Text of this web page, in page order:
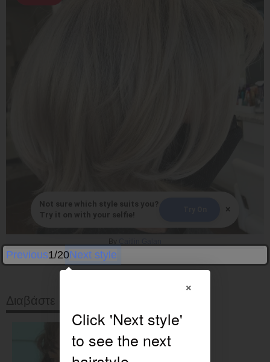
Not sure which style suits you?
Try it on with your selfie!
×
Previous1/20Next style
Διαβάστε στη συνέχεια
×